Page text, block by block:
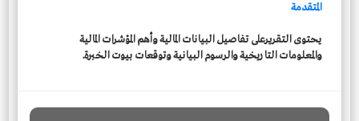
المتقدمة
يحتوى التقريرعلى تفاصيل البيانات المالية وأهم المؤشرات المالية
والمعلومات التاريخية والرسوم البيانية وتوقعات بيوت الخبرة.